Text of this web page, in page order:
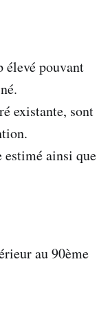
élevé pouvant
existante, sont
estimé ainsi que
au 90ème